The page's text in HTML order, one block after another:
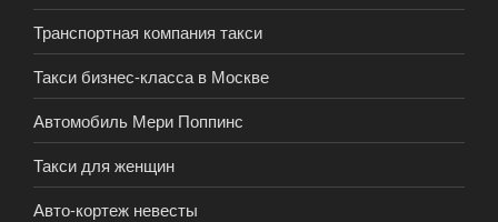
Транспортная компания такси
Такси бизнес-класса в Москве
Автомобиль Мери Поппинс
Такси для женщин
Авто-кортеж невесты